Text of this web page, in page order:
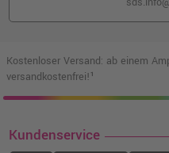
Brother TN-
o. MwSt.63,02 €
inkl. MwSt.
Brother TN-
202,99 €
Kostenloser Versand: ab einem
versandkostenfrei!¹
Kundenservice